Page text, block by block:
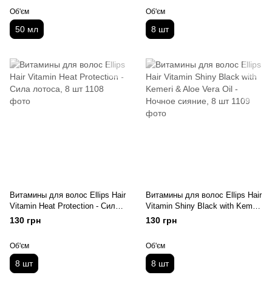
Об'єм
50 мл
Об'єм
8 шт
Витамины для волос Ellips Hair
Vitamin Heat Protection - Сила
лотоса, 8 шт
130 грн
Об'єм
8 шт
Витамины для волос Ellips Hair
Vitamin Shiny Black with Kemeri
& Aloe Vera Oil - Ночное
сияние, 8 шт
130 грн
Об'єм
8 шт